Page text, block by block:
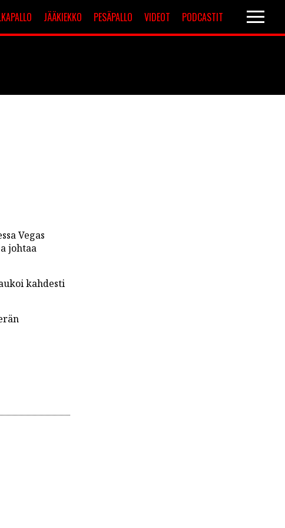
JÄÄKIEKKO PESÄPALLO VIDEOT PODCASTIT
Vegas
johtaa
kahdesti